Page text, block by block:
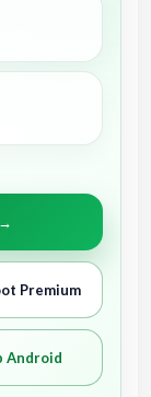
→
Premium
Android